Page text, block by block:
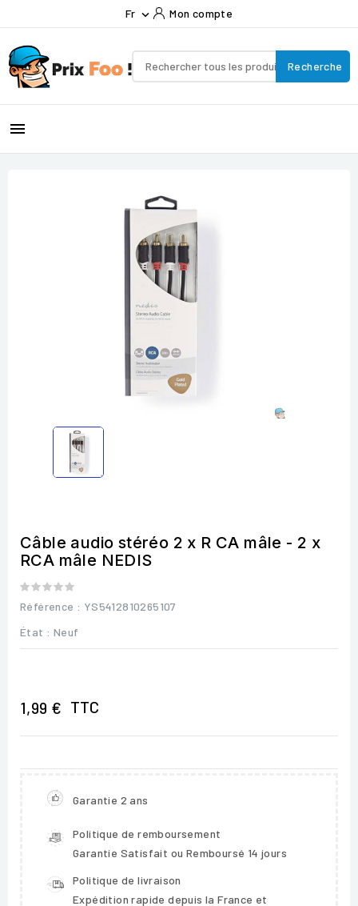
Fr  Mon compte
Recherche

Câble audio stéréo 2 x R CA mâle - 2 x
RCA mâle NEDIS
Référence : YS5412810265107
État : Neuf
1,99 € TTC
Garantie 2 ans
Politique de remboursement
Garantie Satisfait ou Remboursé 14 jours
Politique de livraison
Expédition rapide depuis la France et